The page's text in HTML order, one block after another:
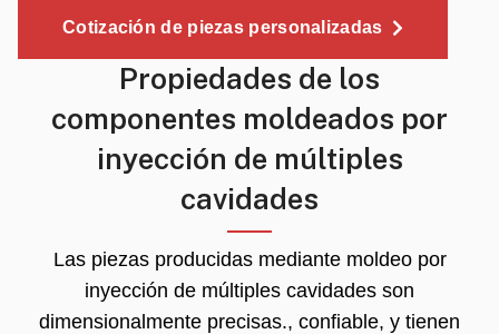
Cotización de piezas personalizadas
Propiedades de los
componentes moldeados por
inyección de múltiples
cavidades
Las piezas producidas mediante moldeo por
inyección de múltiples cavidades son
dimensionalmente precisas., confiable, y tienen